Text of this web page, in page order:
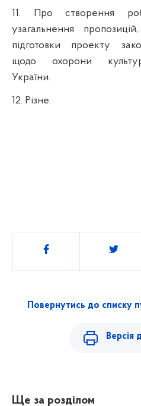
11. Про створення
узагальнення
підготовки проекту
щодо охорони
України.
12. Різне.
Поділитись
Повернутись до списку
Версія
Ще за розділом